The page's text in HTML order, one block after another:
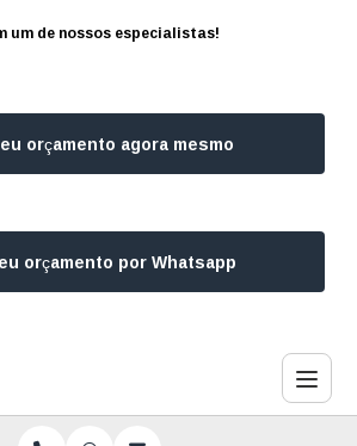
um de nossos especialistas!
orçamento agora mesmo
orçamento por Whatsapp